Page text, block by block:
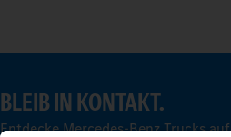
BLEIB IN KONTAKT.
Entdecke Mercedes-Benz Trucks